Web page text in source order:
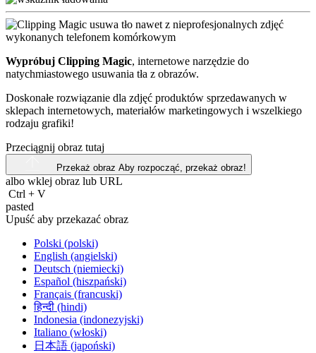
Wypróbuj Clipping Magic, internetowe narzędzie do
natychmiastowego usuwania tła z obrazów.
Doskonałe rozwiązanie dla zdjęć produktów sprzedawanych w
sklepach internetowych, materiałów marketingowych i wszelkiego
rodzaju grafiki!
Przeciągnij obraz tutaj
Przekaż obraz Aby rozpocząć, przekaż obraz!
albo wklej obraz lub URL
Ctrl + V
pasted
Upuść aby przekazać obraz
Polski (polski)
English (angielski)
Deutsch (niemiecki)
Español (hiszpański)
Français (francuski)
हिन्दी (hindi)
Indonesia (indonezyjski)
Italiano (włoski)
日本語 (japoński)